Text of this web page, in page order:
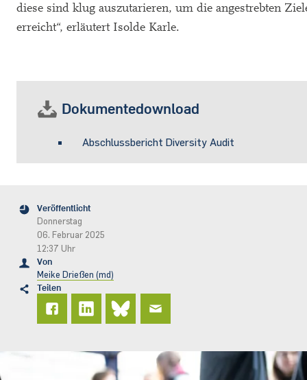
diese sind klug auszutarieren, um die angestrebten
erreicht“, erläutert Isolde Karle.
Dokumentedownload
Abschlussbericht Diversity Audit
Veröffentlicht
Donnerstag
06. Februar 2025
12:37 Uhr
Von
Meike Drießen (md)
Teilen